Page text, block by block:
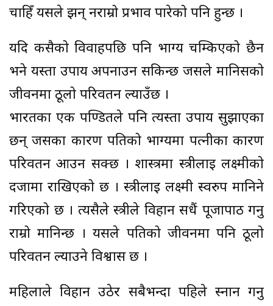
चाहिँ यसले झन् नराम्रो प्रभाव पारेको पनि हुन्छ ।
यदि कसैको विवाहपछि पनि भाग्य चम्किएको छैन
भने यस्ता उपाय अपनाउन सकिन्छ जसले मानिसको
जीवनमा ठूलो परिवर्तन ल्याउँछ ।
भारतका एक पण्डितले पनि त्यस्ता उपाय सुझाएका
छन् जसका कारण पतिको भाग्यमा पत्नीका कारण
परिवर्तन आउन सक्छ । शास्त्रमा स्त्रीलाई लक्ष्मीको
दर्जामा राखिएको छ । स्त्रीलाई लक्ष्मी स्वरुप मानिने
गरिएको छ । त्यसैले स्त्रीले विहान सधैं पूजापाठ गर्नु
राम्रो मानिन्छ । यसले पतिको जीवनमा पनि ठूलो
परिवर्तन ल्याउने विश्वास छ ।
महिलाले विहान उठेर सबैभन्दा पहिले स्नान गर्नु